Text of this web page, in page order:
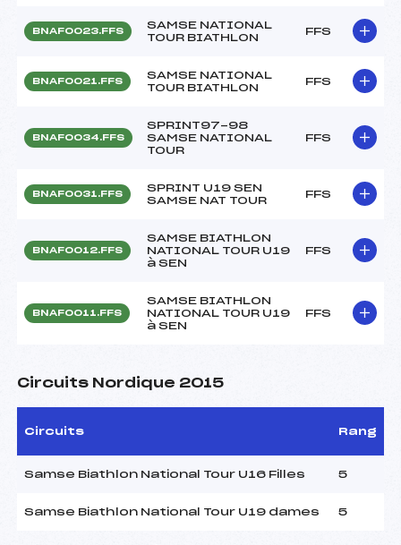
BNAF0023.FFS
SAMSE NATIONAL
TOUR BIATHLON
FFS
BNAF0021.FFS
SAMSE NATIONAL
TOUR BIATHLON
FFS
BNAF0034.FFS
SPRINT97-98
SAMSE NATIONAL
TOUR
FFS
BNAF0031.FFS
SPRINT U19 SEN
SAMSE NAT TOUR
FFS
BNAF0012.FFS
SAMSE BIATHLON
NATIONAL TOUR U19
à SEN
FFS
BNAF0011.FFS
SAMSE BIATHLON
NATIONAL TOUR U19
à SEN
FFS
Circuits Nordique 2015
Circuits Rang
Samse Biathlon National Tour U16 Filles 5
Samse Biathlon National Tour U19 dames 5